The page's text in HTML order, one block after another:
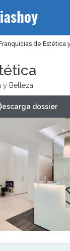
Franquicias de Estética
y Belleza
dossier